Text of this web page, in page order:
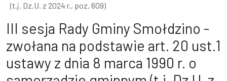
(t.j. Dz.U. z 2024 r., poz. 609)
III sesja Rady Gminy Smołdzino -
zwołana na podstawie art. 20 ust.1
ustawy z dnia 8 marca 1990 r. o